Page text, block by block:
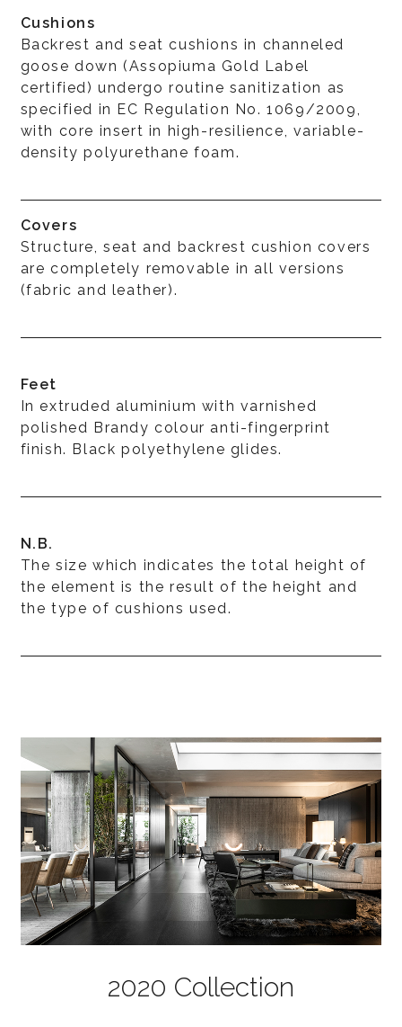
Cushions
Backrest and seat cushions in channeled
goose down (Assopiuma Gold Label
certified) undergo routine sanitization as
specified in EC Regulation No. 1069/2009,
with core insert in high-resilience, variable-
density polyurethane foam.
Covers
Structure, seat and backrest cushion covers
are completely removable in all versions
(fabric and leather).
Feet
In extruded aluminium with varnished
polished Brandy colour anti-fingerprint
finish. Black polyethylene glides.
N.B.
The size which indicates the total height of
the element is the result of the height and
the type of cushions used.
2020 Collection